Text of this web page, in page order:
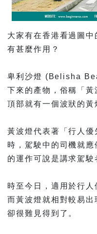
大家有在香港看過圖中
有甚麼作用？
卑利沙燈 (Belisha
下來的產物，俗稱「
頂部就有一個波狀的黃
黃波燈代表著「行人
時，駕駛中的司機就
的運作可說是講求駕駛
時至今日，適用於行人
而黃波燈就相對較易
卻很難見得到了。